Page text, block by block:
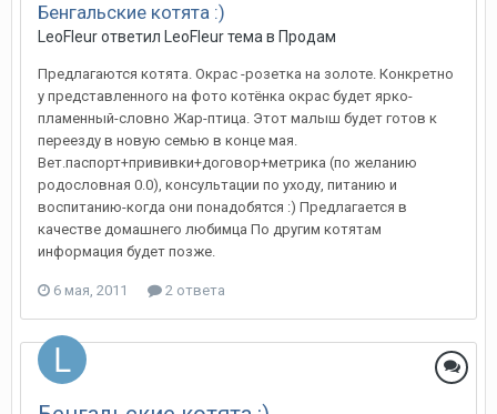
Бенгальские котята :)
LeoFleurответил LeoFleurтема в Продам
Предлагаются котята. Окрас -розетка на золоте. Конкретно
у представленного на фото котёнка окрас будет ярко-
пламенный-словно Жар-птица. Этот малыш будет готов к
переезду в новую семью в конце мая.
Вет.паспорт+прививки+договор+метрика (по желанию
родословная 0.0), консультации по уходу, питанию и
воспитанию-когда они понадобятся :) Предлагается в
качестве домашнего любимца По другим котятам
информация будет позже.
6 мая, 2011 2 ответа